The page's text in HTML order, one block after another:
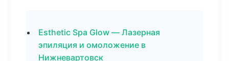
Esthetic Spa Glow — Лазерная
эпиляция и омоложение в
Нижневартовск